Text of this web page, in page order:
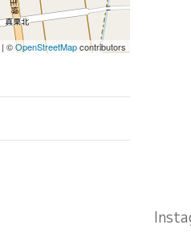
| ©OpenStreetMapcontributors